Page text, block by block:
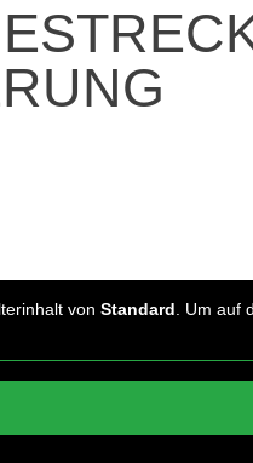
von Standard . Um